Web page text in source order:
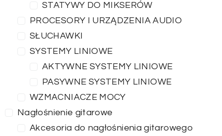
STATYWY DO MIKSERÓW
PROCESORY I URZĄDZENIA AUDIO
SŁUCHAWKI
SYSTEMY LINIOWE
AKTYWNE SYSTEMY LINIOWE
PASYWNE SYSTEMY LINIOWE
WZMACNIACZE MOCY
Nagłośnienie gitarowe
Akcesoria do nagłośnienia gitarowego